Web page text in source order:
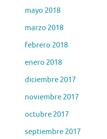
mayo 2018
marzo 2018
febrero 2018
enero 2018
diciembre 2017
noviembre 2017
octubre 2017
septiembre 2017